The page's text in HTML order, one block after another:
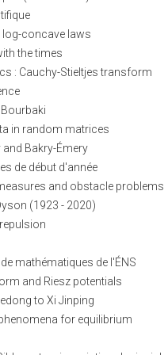
concave laws
the times
: Cauchy-Stieltjes transform
in random matrices
and Bakry-Émery
de début d'année
and obstacle problems
(1923 - 2020)
mathématiques de l'ÉNS
and Riesz potentials
to Xi Jinping
for equilibrium